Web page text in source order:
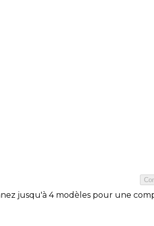
jusqu'à 4 modèles pour une